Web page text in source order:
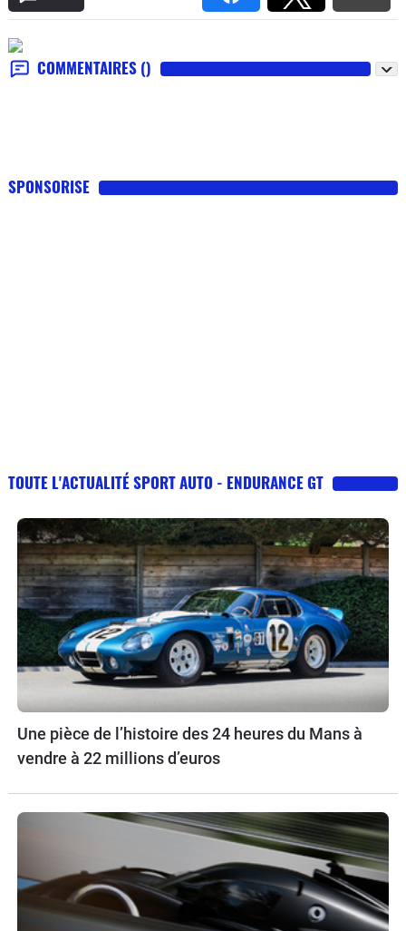
COMMENTAIRES ()
SPONSORISE
TOUTE L'ACTUALITÉ SPORT AUTO - ENDURANCE GT
Une pièce de l’histoire des 24 heures du Mans à
vendre à 22 millions d’euros